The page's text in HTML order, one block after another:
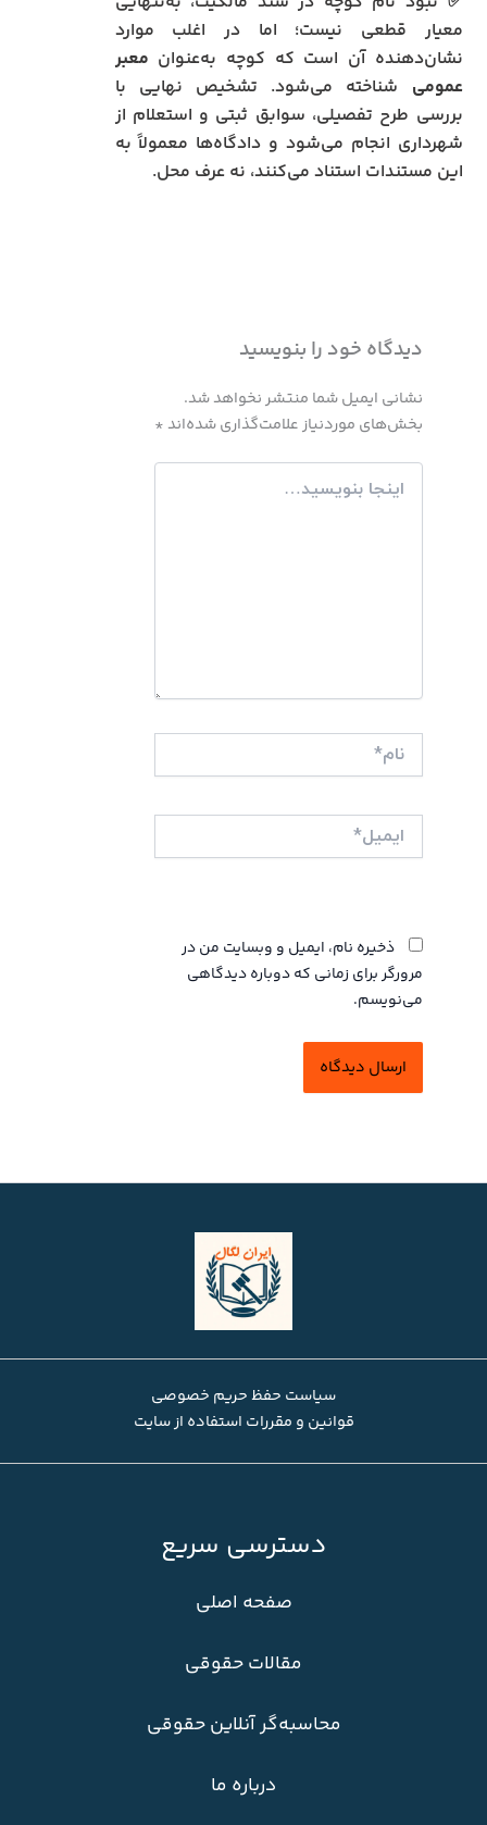
معیار قطعی نیست؛ اما در اغلب موارد
نشان‌دهنده آن است که کوچه به‌عنوان معبر
عمومی شناخته می‌شود. تشخیص نهایی با
بررسی طرح تفصیلی، سوابق ثبتی و استعلام از
شهرداری انجام می‌شود و دادگاه‌ها معمولاً به
این مستندات استناد می‌کنند، نه عرف محل.
دیدگاه‌ خود را بنویسید
نشانی ایمیل شما منتشر نخواهد شد.
بخش‌های موردنیاز علامت‌گذاری شده‌اند *
اینجا
بنویسید…
نام*
ایمیل*
ذخیره نام، ایمیل و وبسایت من در
مرورگر برای زمانی که دوباره دیدگاهی
می‌نویسم.
سیاست حفظ حریم خصوصی
قوانین و مقررات استفاده از سایت
دسترسی سریع
صفحه اصلی
مقالات حقوقی
محاسبه‌گر آنلاین حقوقی
درباره ما